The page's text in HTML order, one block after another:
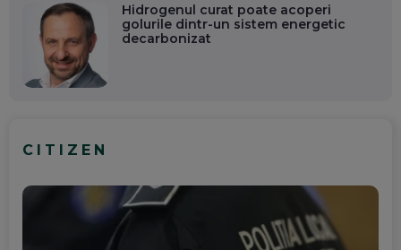
Hidrogenul curat poate acoperi
golurile dintr-un sistem energetic
decarbonizat
CITIZEN